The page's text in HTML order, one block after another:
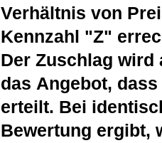
Verhältnis von
Kennzahl "Z"
Der Zuschlag
das Angebot,
erteilt. Bei
Bewertung ergibt,